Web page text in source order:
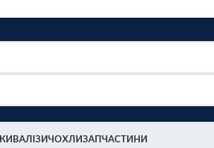
ВАЛІЗИЧОХЛИЗАПЧАСТИНИ